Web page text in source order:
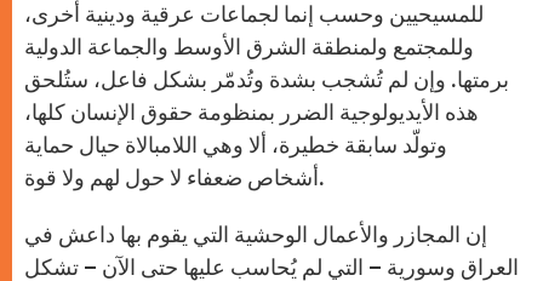
للمسيحيين وحسب إنما لجماعات عرقية ودينية أخرى،
وللمجتمع ولمنطقة الشرق الأوسط والجماعة الدولية
برمتها. وإن لم تُشجب بشدة وتُدمّر بشكل فاعل، ستُلحق
هذه الأيديولوجية الضرر بمنظومة حقوق الإنسان كلها،
وتولّد سابقة خطيرة، ألا وهي اللامبالاة حيال حماية
أشخاص ضعفاء لا حول لهم ولا قوة.
إن المجازر والأعمال الوحشية التي يقوم بها داعش في
العراق وسورية – التي لم يُحاسب عليها حتى الآن – تشكل